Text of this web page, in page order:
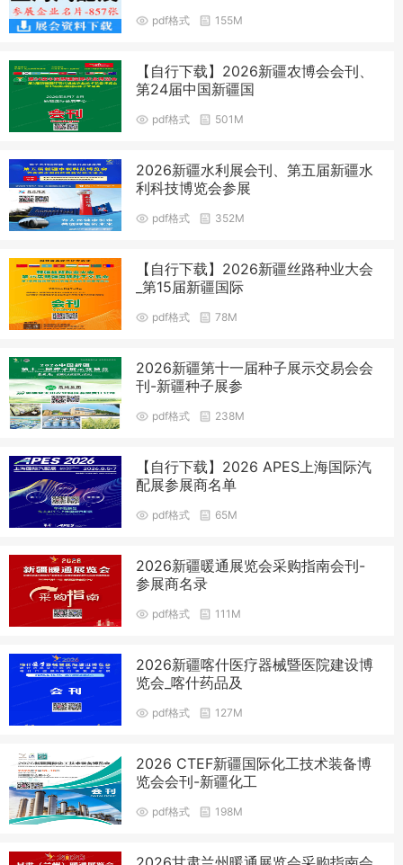
pdf格式 155M
【自行下载】2026新疆农博会会刊、
第24届中国新疆国
pdf格式 501M
2026新疆水利展会刊、第五届新疆水
利科技博览会参展
pdf格式 352M
【自行下载】2026新疆丝路种业大会
_第15届新疆国际
pdf格式 78M
2026新疆第十一届种子展示交易会会
刊-新疆种子展参
pdf格式 238M
【自行下载】2026 APES上海国际汽
配展参展商名单
pdf格式 65M
2026新疆暖通展览会采购指南会刊-
参展商名录
pdf格式 111M
2026新疆喀什医疗器械暨医院建设博
览会_喀什药品及
pdf格式 127M
2026 CTEF新疆国际化工技术装备博
览会会刊-新疆化工
pdf格式 198M